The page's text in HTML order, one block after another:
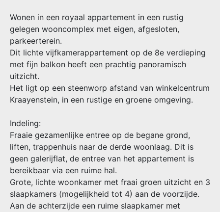
Wonen in een royaal appartement in een rustig
gelegen wooncomplex met eigen, afgesloten,
parkeerterein.
Dit lichte vijfkamerappartement op de 8e verdieping
met fijn balkon heeft een prachtig panoramisch
uitzicht.
Het ligt op een steenworp afstand van winkelcentrum
Kraayenstein, in een rustige en groene omgeving.
Indeling:
Fraaie gezamenlijke entree op de begane grond,
liften, trappenhuis naar de derde woonlaag. Dit is
geen galerijflat, de entree van het appartement is
bereikbaar via een ruime hal.
Grote, lichte woonkamer met fraai groen uitzicht en 3
slaapkamers (mogelijkheid tot 4) aan de voorzijde.
Aan de achterzijde een ruime slaapkamer met